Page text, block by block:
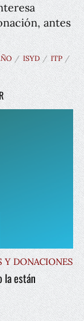
antes
ISYD
ITP
Y DONACIONES
la están